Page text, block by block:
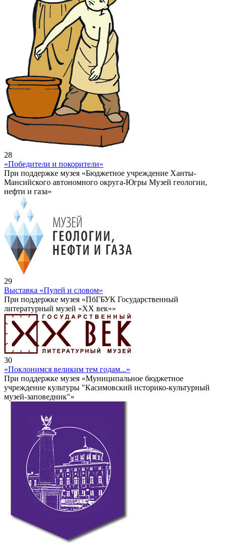
28
«Победители и покорители»
При поддержке музея «Бюджетное учреждение Ханты-
Мансийского автономного округа-Югры Музей геологии,
нефти и газа»
29
Выставка «Пулей и словом»
При поддержке музея «ПбГБУК Государственный
литературный музей «ХХ век»»
30
«Поклонимся великим тем годам...»
При поддержке музея «Муниципальное бюджетное
учреждение культуры "Касимовский историко-культурный
музей-заповедник"»